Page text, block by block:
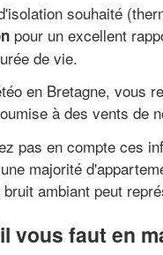
souhaité
pour un excellent
de vie.
en Bretagne, vous
à des vents de
pas en compte ces
majorité
ambiant peut
vous faut en